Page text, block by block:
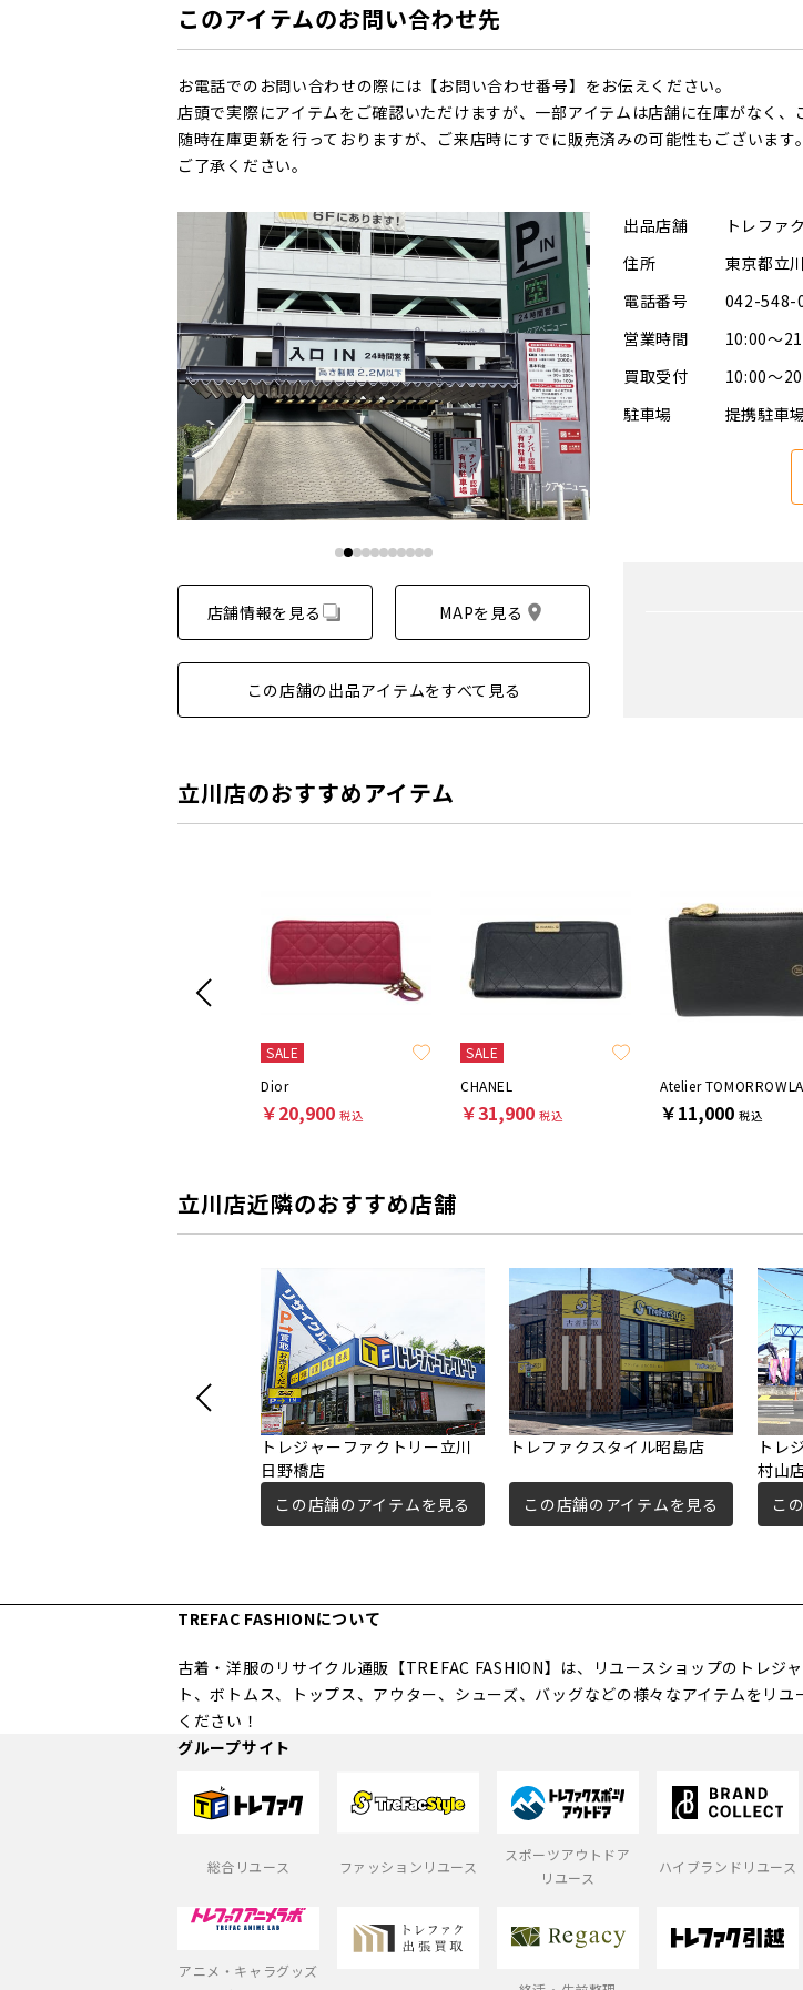
このアイテムのお問い合わせ先
お電話でのお問い合わせの際には【お問い合わせ番号】をお伝えください。
店頭で実際にアイテムをご確認いただけますが、一部アイテムは店舗に在庫がなく
随時在庫更新を行っておりますが、ご来店時にすでに販売済みの可能性もございま
ご了承ください。
店舗情報を見る MAPを見る
この店舗の出品アイテムをすべて見る
出品店舗
トレファ
住所
東京都立
電話番号
042-548-
営業時間
10:00～
買取受付
10:00～
駐車場
提携駐車
立川店のおすすめアイテム
SALE
Dior
￥20,900 税込
SALE
CHANEL
￥31,900 税込
Atelier
￥11,000 税込
立川店近隣のおすすめ店舗
トレジャーファクトリー立川
日野橋店
この店舗のアイテムを見る
トレファクスタイル昭島店
この店舗のアイテムを見る
トレ
村山
こ
TREFAC FASHIONについて
古着・洋服のリサイクル通販【TREFAC FASHION】は、リユースショップのトレ
ト、ボトムス、トップス、アウター、シューズ、バッグなどの様々なアイテムをリ
ください！
グループサイト
総合リユース ファッションリユース
スポーツアウトドア
リユース
ハイブランドリユース
アニメ・キャラグッズ